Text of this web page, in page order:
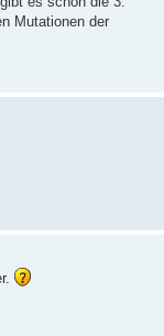
Mutationen der